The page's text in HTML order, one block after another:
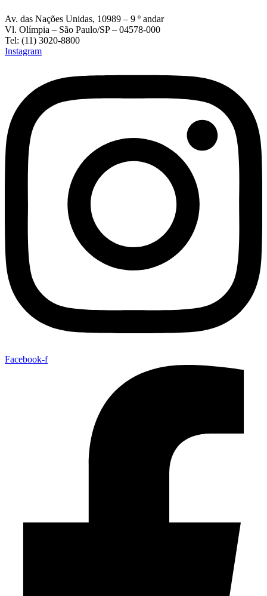
Av. das Nações Unidas, 10989 – 9 º andar
Vl. Olímpia – São Paulo/SP – 04578-000
Tel: (11) 3020-8800
Instagram
Facebook-f